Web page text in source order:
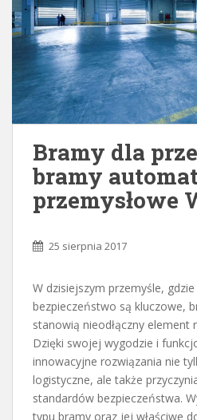
Bramy dla
bramy
przemysłowe
25 sierpnia 2017
W dzisiejszym przemyśle,
bezpieczeństwo są kluczowe,
stanowią nieodłączny element
Dzięki swojej wygodzie i
innowacyjne rozwiązania nie
logistyczne, ale także
standardów bezpieczeństwa.
typu bramy oraz jej właściwe